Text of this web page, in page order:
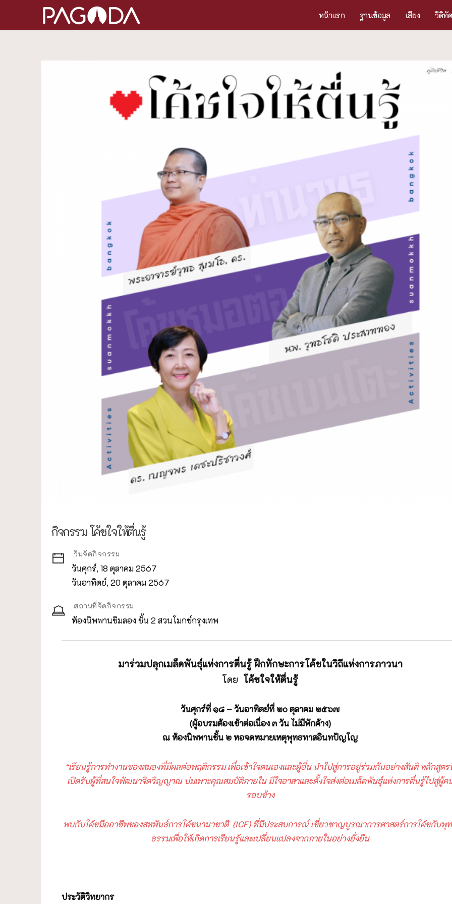
หน้าแรก ฐานข้อมูล เสียง วีดิทั
กิจกรรม โค้ชใจให้ตื่นรู้
วันจัดกิจกรรม
วันศุกร์, 18 ตุลาคม 2567
วันอาทิตย์, 20 ตุลาคม 2567
สถานที่จัดกิจกรรม
ห้องนิพพานชิมลอง ชั้น 2 สวนโมกข์กรุงเทพ
มาร่วมปลุกเมล็ดพันธุ์แห่งการตื่นรู้ ฝึกทักษะการโค้ชในวิถีแห่งการภาวนา
โดย โค้ชใจให้ตื่นรู้
วันศุกร์ที่ ๑๘ – วันอาทิตย์ที่ ๒๐ ตุลาคม ๒๕๖๗
(ผู้อบรมต้องเข้าต่อเนื่อง ๓ วัน ไม่มีพักค้าง)
ณ ห้องนิพพานชั้น ๒ หอจดหมายเหตุพุทธทาสอินทปัญโญ
“เรียนรู้การทำงานของสมองที่มีผลต่อพฤติกรรม เพื่อเข้าใจตนเองและผู้อื่น นำไปสู่การอยู่ร่วมกันอย่างสันติ หลักสูต
เปิดรับผู้ที่สนใจพัฒนาจิตวิญญาณ บ่มเพาะคุณสมบัติภายใน มีใจอาสาและตั้งใจส่งต่อเมล็ดพันธุ์แห่งการตื่นรู้ไปสู่ผู้ค
รอบข้าง
พบกับโค้ชมืออาชีพของสหพันธ์การโค้ชนานาชาติ (ICF) ที่มีประสบการณ์ เชี่ยวชาญบูรณาการศาสตร์การโค้ชกับพุ
ธรรมเพื่อให้เกิดการเรียนรู้และเปลี่ยนแปลงจากภายในอย่างยั่งยืน
ประวัติวิทยากร